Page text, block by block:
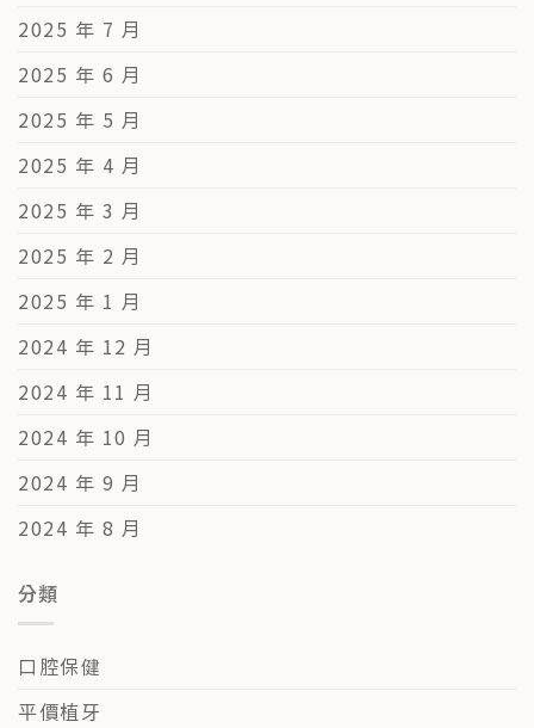
2025 年 7 月
2025 年 6 月
2025 年 5 月
2025 年 4 月
2025 年 3 月
2025 年 2 月
2025 年 1 月
2024 年 12 月
2024 年 11 月
2024 年 10 月
2024 年 9 月
2024 年 8 月
分類
口腔保健
平價植牙